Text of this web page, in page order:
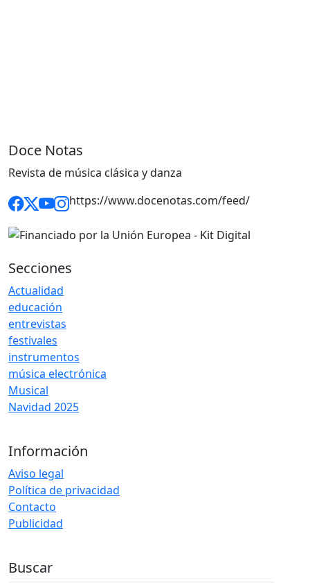
Doce Notas
Revista de música clásica y danza
https://www.docenotas.com/feed/
Secciones
Actualidad
educación
entrevistas
festivales
instrumentos
música electrónica
Musical
Navidad 2025
Información
Aviso legal
Política de privacidad
Contacto
Publicidad
Buscar